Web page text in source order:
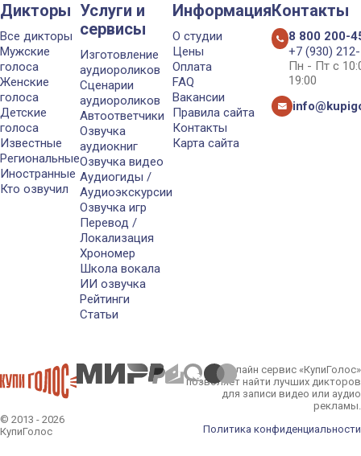
Дикторы
Все дикторы
Мужские
голоса
Женские
голоса
Детские
голоса
Известные
Региональные
Иностранные
Кто озвучил
Услуги и
сервисы
Изготовление
аудиороликов
Сценарии
аудиороликов
Автоответчики
Озвучка
аудиокниг
Озвучка видео
Аудиогиды /
Аудиоэкскурсии
Озвучка игр
Перевод /
Локализация
Хрономер
Школа вокала
ИИ озвучка
Рейтинги
Статьи
Информация
О студии
Цены
Оплата
FAQ
Вакансии
Правила сайта
Контакты
Карта сайта
Контакты
8 800 200-
+7 (930)
Пн - Пт с
19:00
© 2013 - 2026
КупиГолос
Онлайн сервис «КупиГолос»
позволяет найти лучших дикторов
для записи видео или аудио
рекламы.
Политика конфиденциальности